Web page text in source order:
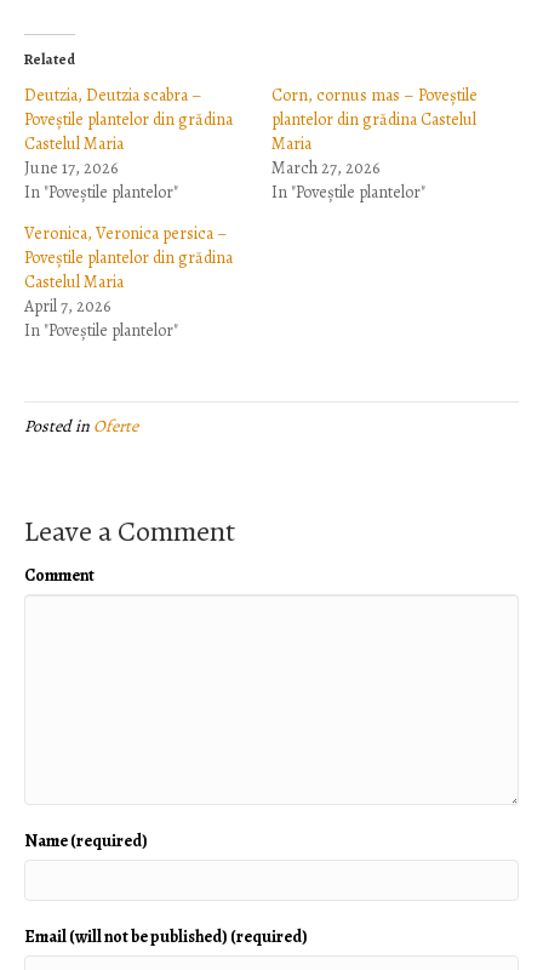
Related
Deutzia, Deutzia scabra –
Poveștile plantelor din grădina
Castelul Maria
June 17, 2026
In "Poveștile plantelor"
Corn, cornus mas – Poveștile
plantelor din grădina Castelul
Maria
March 27, 2026
In "Poveștile plantelor"
Veronica, Veronica persica –
Poveștile plantelor din grădina
Castelul Maria
April 7, 2026
In "Poveștile plantelor"
Posted in Oferte
Leave a Comment
Comment
Name (required)
Email (will not be published) (required)